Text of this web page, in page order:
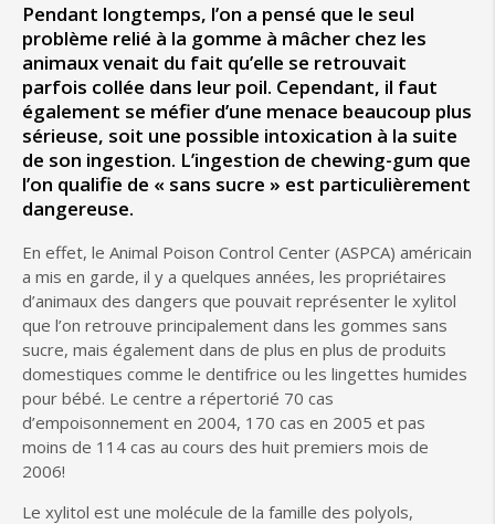
Pendant longtemps, l’on a pensé que le seul
problème relié à la gomme à mâcher chez les
animaux venait du fait qu’elle se retrouvait
parfois collée dans leur poil. Cependant, il faut
également se méfier d’une menace beaucoup plus
sérieuse, soit une possible intoxication à la suite
de son ingestion. L’ingestion de chewing-gum que
l’on qualifie de « sans sucre » est particulièrement
dangereuse.
En effet, le Animal Poison Control Center (ASPCA) américain
a mis en garde, il y a quelques années, les propriétaires
d’animaux des dangers que pouvait représenter le xylitol
que l’on retrouve principalement dans les gommes sans
sucre, mais également dans de plus en plus de produits
domestiques comme le dentifrice ou les lingettes humides
pour bébé. Le centre a répertorié 70 cas
d’empoisonnement en 2004, 170 cas en 2005 et pas
moins de 114 cas au cours des huit premiers mois de
2006!
Le xylitol est une molécule de la famille des polyols,